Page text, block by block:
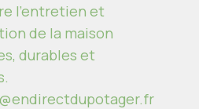
l'entretien et
de la maison
durables et